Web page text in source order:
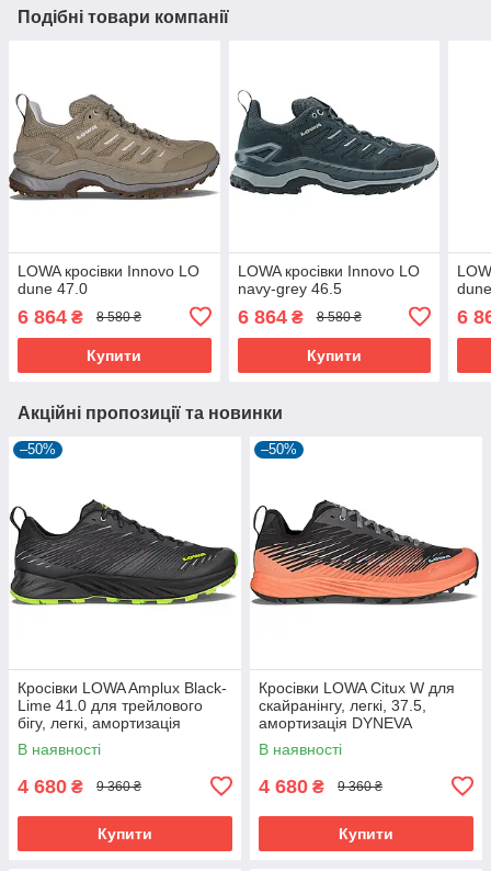
Подібні товари компанії
LOWA кросівки Innovo LO
dune 47.0
6 864 ₴ 8 580 ₴
Купити
LOWA кросівки Innovo LO
navy-grey 46.5
6 864₴ 8 580 ₴
Купити
6
Акційні пропозиції та новинки
–50%
Кросівки LOWA Amplux Black-
Lime 41.0 для трейлового
бігу, легкі, амортизація
DYNEVA
В наявності
4 680 ₴ 9 360 ₴
Купити
–50%
Кросівки LOWA Citux W для
скайранінгу, легкі, 37.5,
амортизація DYNEVA
В наявності
4 680 ₴ 9 360 ₴
Купити